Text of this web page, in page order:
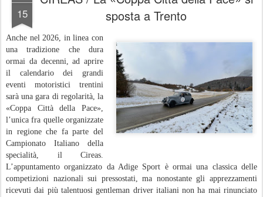
15
sposta a Trento
Anche nel 2026, in linea con
una tradizione che dura
ormai da decenni, ad aprire
il calendario dei grandi
eventi motoristici trentini
sarà una gara di regolarità, la
«Coppa Città della Pace»,
l’unica fra quelle organizzate
in regione che fa parte del
Campionato Italiano della
specialità, il Cireas.
L’appuntamento organizzato da Adige Sport è ormai una classica delle
competizioni nazionali sui pressostati, ma nonostante gli apprezzamenti
ricevuti dai più talentuosi gentleman driver italiani non ha mai rinunciato